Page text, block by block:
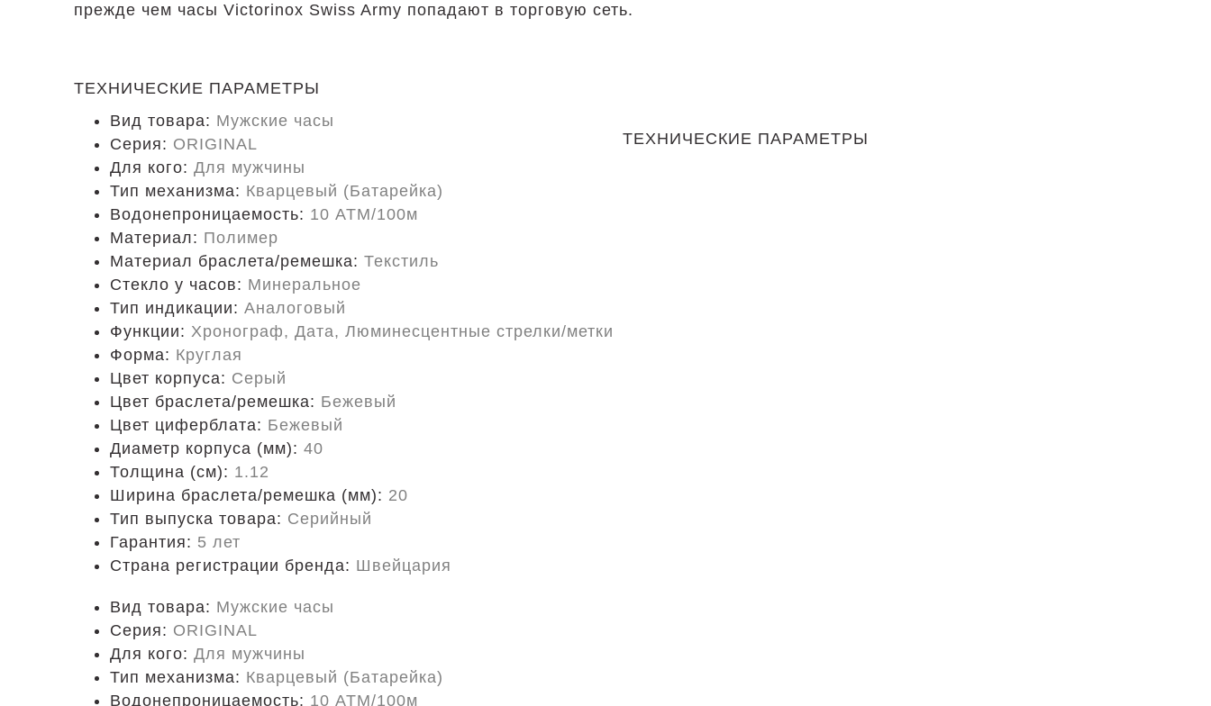
прежде чем часы Victorinox Swiss Army попадают в торговую сеть.
ТЕХНИЧЕСКИЕ ПАРАМЕТРЫ
Вид товара: Мужские часы
Серия: ORIGINAL
Для кого: Для мужчины
Тип механизма: Кварцевый (Батарейка)
Водонепроницаемость: 10 ATM/100м
Материал: Полимер
Материал браслета/ремешка: Текстиль
Стекло у часов: Минеральное
Тип индикации: Аналоговый
Функции: Хронограф, Дата, Люминесцентные стрелки/метки
Форма: Круглая
Цвет корпуса: Серый
Цвет браслета/ремешка: Бежевый
Цвет циферблата: Бежевый
Диаметр корпуса (мм): 40
Толщина (см): 1.12
Ширина браслета/ремешка (мм): 20
Тип выпуска товара: Серийный
Гарантия: 5 лет
Страна регистрации бренда: Швейцария
ТЕХНИЧЕСКИЕ ПАРАМЕТРЫ
Вид товара: Мужские часы
Серия: ORIGINAL
Для кого: Для мужчины
Тип механизма: Кварцевый (Батарейка)
Водонепроницаемость: 10 ATM/100м